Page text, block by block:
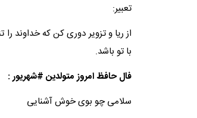
تعبیر:
از ریا و تزویر دوری کن که خداوند
با تو باشد.
فال حافظ امروز متولدین #شهریور :
سلامی چو بوی خوش آشنایی